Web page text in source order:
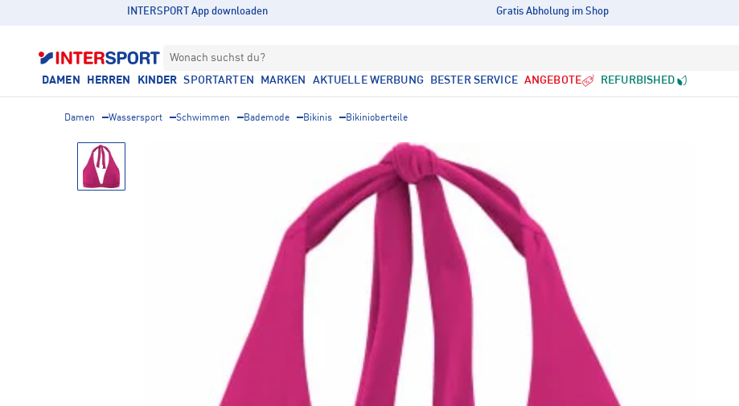
INTERSPORT App downloaden Gratis Abholung im Shop
Wonach suchst du?
DAMEN HERREN KINDER SPORTARTEN MARKEN AKTUELLE WERBUNG BESTER SERVICE ANGEBOTE REFURBISHED
Damen Wassersport Schwimmen Bademode Bikinis Bikinioberteile